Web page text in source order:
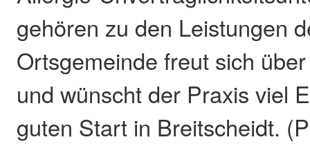
gehören zu den Leistungen
Ortsgemeinde freut sich
und wünscht der Praxis viel
guten Start in Breitscheidt.